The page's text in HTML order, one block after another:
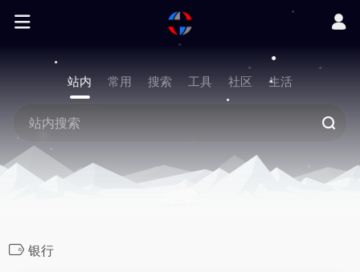
站内 常用 搜索 工具 社区 生活
银行